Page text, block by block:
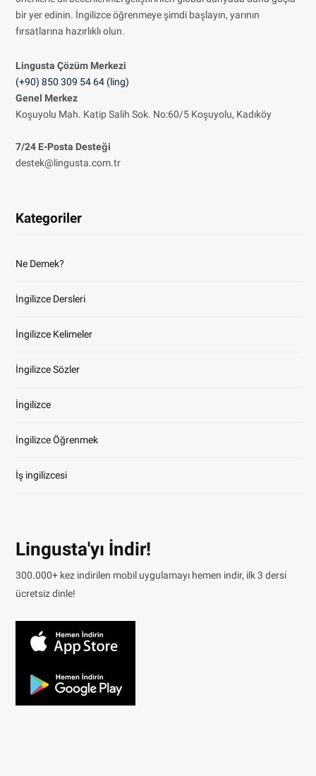
bir yer edinin. İngilizce öğrenmeye şimdi başlayın, yarının
fırsatlarına hazırlıklı olun.
Lingusta Çözüm Merkezi
(+90) 850 309 54 64 (ling)
Genel Merkez
Koşuyolu Mah. Katip Salih Sok. No:60/5 Koşuyolu, Kadıköy
7/24 E-Posta Desteği
destek@lingusta.com.tr
Kategoriler
Ne Demek?
İngilizce Dersleri
İngilizce Kelimeler
İngilizce Sözler
İngilizce
İngilizce Öğrenmek
İş ingilizcesi
Lingusta'yı İndir!
300.000+ kez indirilen mobil uygulamayı hemen indir, ilk 3 dersi
ücretsiz dinle!